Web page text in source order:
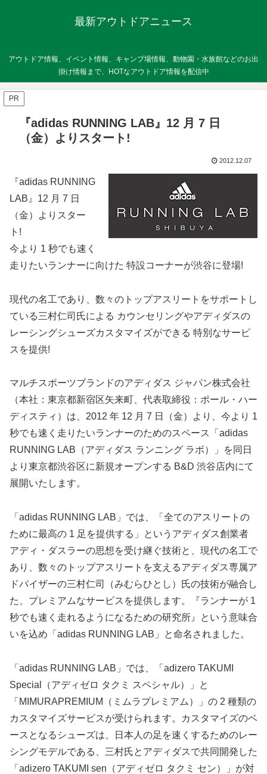
最新アウトドアニュース
アウトドア情報、イベント情報、キャンプ場情報、動物園・水族館などのお出
掛け情報まで、HOTなアウトドア情報を配信中
PR
『adidas RUNNING LAB』12 月 7 日
（金）よりスタート!
2012.12.07
『adidas RUNNING
LAB』12 月 7 日
（金）よりスター
ト!
今より 1 秒でも速く
走りたいランナーに向けた 特設コーナーが渋谷に登場!
現代の名工であり、数々のトップアスリートをサポートし
ている三村仁司氏による カウンセリングやアディダスの
レーシングシューズカスタマイズができる 特別なサービ
スを提供!
マルチスポーツブランドのアディダス ジャパン株式会社
（本社：東京都新宿区矢来町、代表取締役：ポール・ハー
ディスティ）は、2012 年 12 月 7 日（金）より、今より 1
秒でも速く走りたいランナーのためのスペース「adidas
RUNNING LAB（アディダス ランニング ラボ）」を同日
より東京都渋谷区に新規オープンする B&D 渋谷店内にて
展開いたします。
「adidas RUNNING LAB」では、「全てのアスリートの
ために最高の 1 足を提供する」というアディダス創業者
アディ・ダスラーの思想を受け継ぐ技術と、現代の名工で
あり、数々のトップアスリートを支えるアディダス専属ア
ドバイザーの三村仁司（みむらひとし）氏の技術が融合し
た、プレミアムなサービスを提供します。『ランナーが 1
秒でも速く走れるようになるための研究所』という意味合
いを込め「adidas RUNNING LAB」と命名されました。
「adidas RUNNING LAB」では、「adizero TAKUMI
Special（アディゼロ タクミ スペシャル）」と
「MIMURAPREMIUM（ミムラプレミアム）」の 2 種類の
カスタマイズサービスが受けられます。カスタマイズのベ
ースとなるシューズは、日本人の足を速くするためのレー
シングモデルである、三村氏とアディダスで共同開発した
「adizero TAKUMI sen（アディゼロ タクミ セン）」が対